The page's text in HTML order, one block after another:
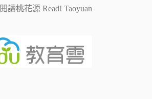
閱讀桃花源 Read! Taoyuan